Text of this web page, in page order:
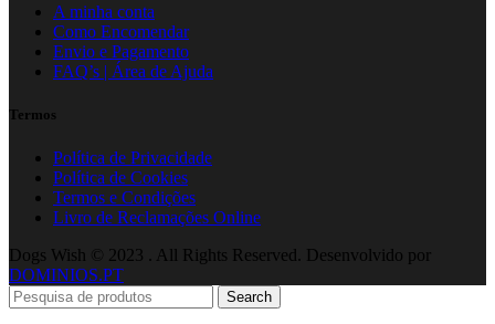
A minha conta
Como Encomendar
Envio e Pagamento
FAQ’s | Área de Ajuda
Termos
Política de Privacidade
Política de Cookies
Termos e Condições
Livro de Reclamações Online
Dogs Wish © 2023 . All Rights Reserved. Desenvolvido por
DOMINIOS.PT
Search